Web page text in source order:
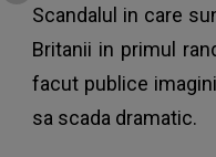
Scandalul in care
Britanii in primul
facut publice
sa scada dramatic.